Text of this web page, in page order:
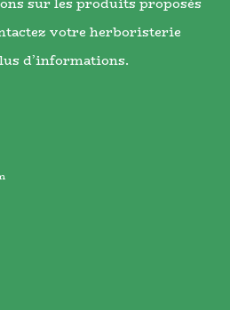
votre herboristerie
d’informations.